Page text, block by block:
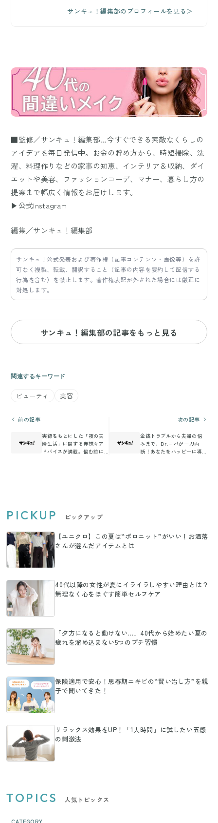
サンキュ！編集部のプロフィールを見る＞
■監修／サンキュ！編集部…今すぐできる素敵なくらしの
アイデアを毎日発信中。お金の貯め方から、時短掃除、洗
濯、料理作りなどの家事の知恵、インテリア＆収納、ダイ
エットや美容、ファッションコーデ、マナー、暮らし方の
提案まで幅広く情報をお届けします。
▶公式Instagram
編集／サンキュ！編集部
サンキュ！公式発表および著作権（記事コンテンツ・画像等）を許
可なく複製、転載、翻訳すること（記事の内容を要約して配信する
行為を含む）を禁止します。著作権表記が外された場合には厳正に
対処します。
サンキュ！編集部の記事をもっと見る
関連するキーワード
ビューティ 美容
前の記事
実録をもとにした「夜の夫
婦生活」に関する赤裸々ア
ドバイスが満載。悩む前に
次の記事
金銭トラブルから夫婦の悩
みまで、Dr.コパが一刀両
断！あなたをハッピーに導
PICKUP ピックアップ
【ユニクロ】この夏は“ポロニット”がいい！お洒落
さんが選んだアイテムとは
40代以降の女性が夏にイライラしやすい理由とは？
無理なく心をほぐす簡単セルフケア
「夕方になると動けない…」40代から始めたい夏の
疲れを溜め込まない5つのプチ習慣
保険適用で安心！思春期ニキビの“賢い治し方”を親
子で聞いてきた！
リラックス効果をUP！「1人時間」に試したい五感
の刺激法
TOPICS 人気トピックス